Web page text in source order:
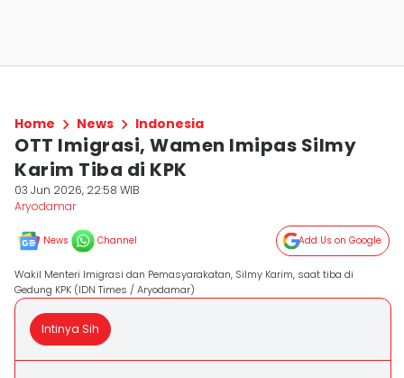
Home News Indonesia
OTT Imigrasi, Wamen Imipas Silmy
Karim Tiba di KPK
03 Jun 2026, 22:58 WIB
Aryodamar
News Channel Add Us on Google
Wakil Menteri Imigrasi dan Pemasyarakatan, Silmy Karim, saat tiba di
Gedung KPK (IDN Times / Aryodamar)
Intinya Sih